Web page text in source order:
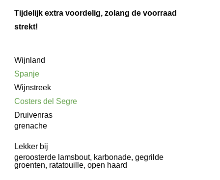
Tijdelijk extra voordelig, zolang de voorraad
strekt!
Wijnland
Spanje
Wijnstreek
Costers del Segre
Druivenras
grenache
Lekker bij
geroosterde lamsbout, karbonade, gegrilde
groenten, ratatouille, open haard